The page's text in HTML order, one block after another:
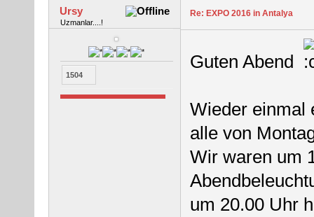
Ursy
Uzmanlar....!
1504
Re: EXPO 2016 in Antalya
Guten Abend
Wieder einmal
alle von
Wir waren um
um 20.00 Uhr